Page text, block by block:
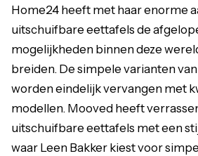
Home24 heeft met haar enorme
uitschuifbare eettafels de
mogelijkheden binnen deze
breiden. De simpele varianten
worden eindelijk vervangen met
modellen. Mooved heeft
uitschuifbare eettafels met een
waar Leen Bakker kiest voor